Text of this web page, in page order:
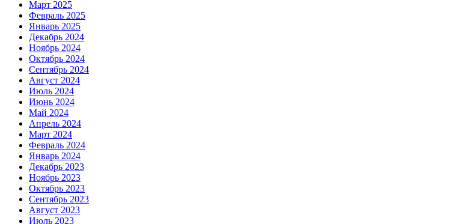
Март 2025
Февраль 2025
Январь 2025
Декабрь 2024
Ноябрь 2024
Октябрь 2024
Сентябрь 2024
Август 2024
Июль 2024
Июнь 2024
Май 2024
Апрель 2024
Март 2024
Февраль 2024
Январь 2024
Декабрь 2023
Ноябрь 2023
Октябрь 2023
Сентябрь 2023
Август 2023
Июль 2023